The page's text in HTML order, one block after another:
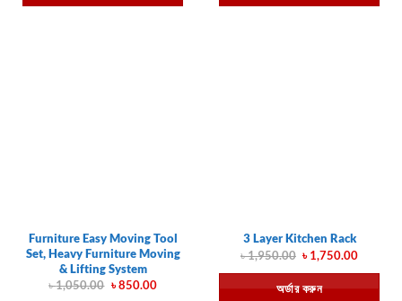
Furniture Easy Moving Tool
Set, Heavy Furniture Moving
& Lifting System
৳1,050.00 Original
৳850.00Current
3 Layer Kitchen Rack
৳1,950.00 Original
price
was:
৳ 1,950.00.
৳1,750.00Current
is:
৳
অর্ডার করুন